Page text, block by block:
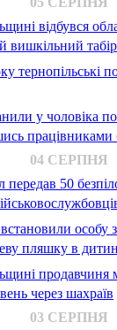
відбувся
вишкільний
тернопільські
у чоловіка
працівниками
04 СЕРПНЯ
передав 50
особу
пляшку в
продавчиня
через шахраїв
03 СЕРПНЯ